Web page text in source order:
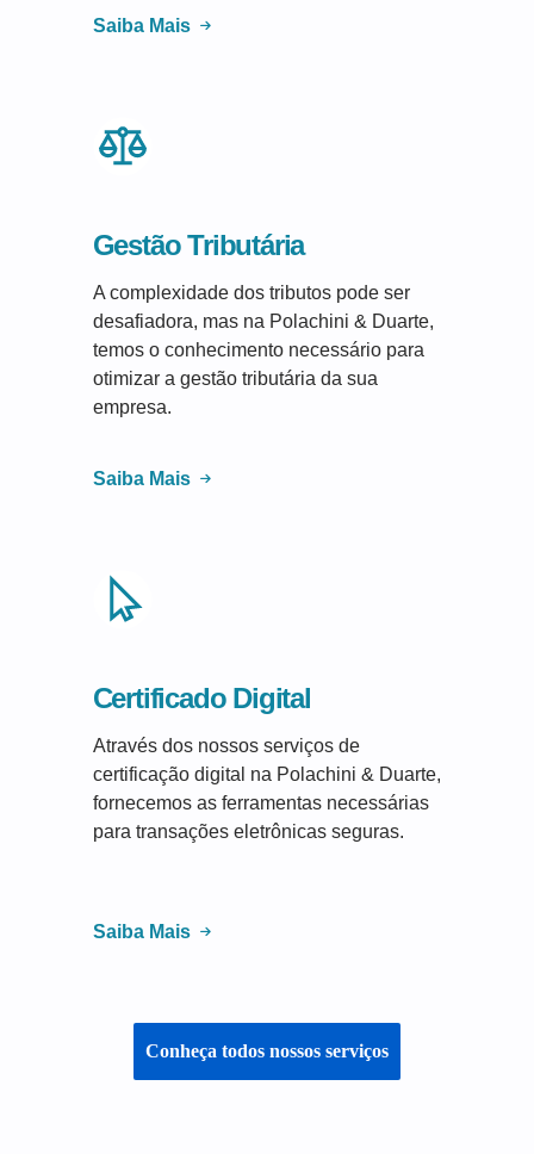
Saiba Mais
Gestão Tributária
A complexidade dos tributos pode ser
desafiadora, mas na Polachini & Duarte,
temos o conhecimento necessário para
otimizar a gestão tributária da sua
empresa.
Saiba Mais
Certificado Digital
Através dos nossos serviços de
certificação digital na Polachini & Duarte,
fornecemos as ferramentas necessárias
para transações eletrônicas seguras.
Saiba Mais
Conheça todos nossos serviços